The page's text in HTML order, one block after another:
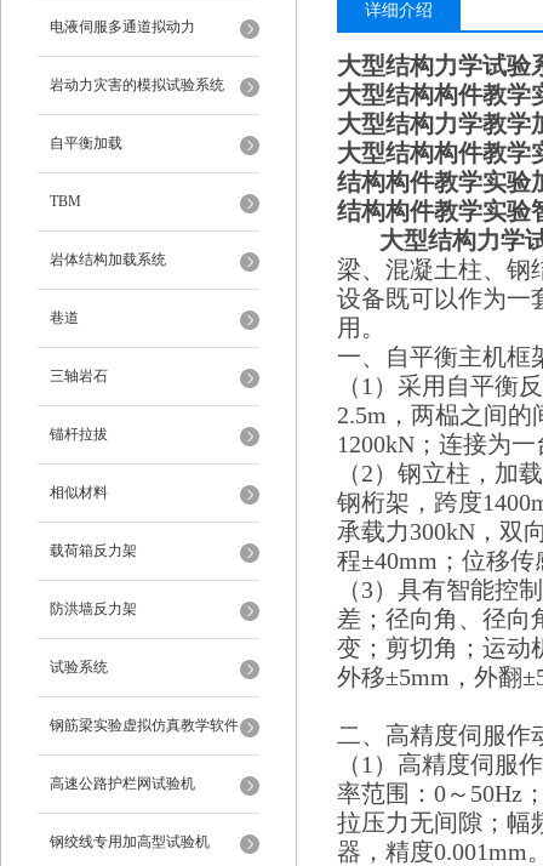
电液伺服多通道拟动力
岩动力灾害的模拟试验系统
自平衡加载
TBM
岩体结构加载系统
巷道
三轴岩石
锚杆拉拔
相似材料
载荷箱反力架
防洪墙反力架
试验系统
钢筋梁实验虚拟仿真教学软件
高速公路护栏网试验机
钢绞线专用加高型试验机
详细介绍
大型结构力学试验
大型结构构件教学
大型结构力学教学
大型结构构件教学
结构构件教学实验
结构构件教学实验
大型结构力学
梁、混凝土柱、钢
设备既可以作为一
用。
一、自平衡主机框
（1）采用自平衡
2.5m，两榀之间
1200kN；连接为
（2）钢立柱，加
钢桁架，跨度
承载力300kN，双
程±40mm；位移
（3）具有智能控
差；径向角、径向
变；剪切角；运动
外移±5mm，外翻
二、高精度伺服作
（1）高精度伺服
率范围：0～50Hz
拉压力无间隙；幅
器，精度0.001mm